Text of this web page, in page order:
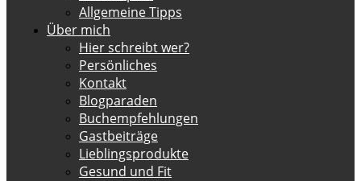
Allgemeine Tipps
Über mich
Hier schreibt wer?
Persönliches
Kontakt
Blogparaden
Buchempfehlungen
Gastbeiträge
Lieblingsprodukte
Gesund und Fit